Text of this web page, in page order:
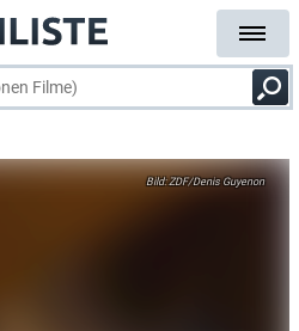
ZDF/Denis Guyenon